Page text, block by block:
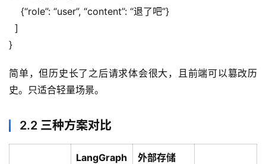
运
录
教
程
{“role”: “user”, “content”: “退了吧”}
]
}
简单，但历史长了之后请求体会很大，且前端可以篡改历
史。只适合轻量场景。
2.2 三种方案对比
LangGraph
外部存储